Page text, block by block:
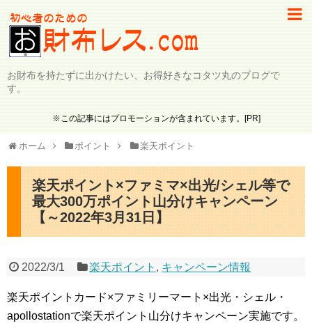
お財布を持たずに出かけたい、お得好きなコタツ丸のブログで
す。
※この記事にはプロモーションが含まれています。[PR]
ホーム ポイント 楽天ポイント
楽天ポイント×ファミマ×出光/シェル等で
最大300万ポイント山分けキャンペーン
【～2022年3月31日】
2022/3/1 楽天ポイント , キャンペーン情報
楽天ポイントカード×ファミリーマート×出光・シェル・
apollostationで楽天ポイント山分けキャンペーン実施です。